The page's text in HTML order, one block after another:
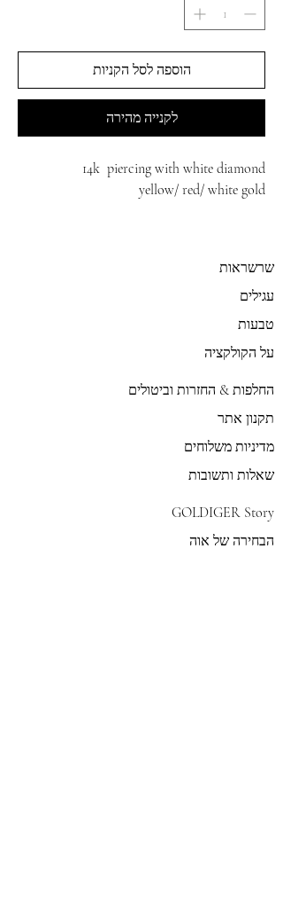
הוספה לסל הקניות
לקנייה מהירה
14k piercing with white diamond
yellow/ red/ white gold
שרשראות
עגילים
טבעות
על הקולקציה
החלפות & החזרות וביטולים
תקנון אתר
מדיניות משלוחים
שאלות ותשובות
GOLDIGER Story
הבחירה של אוה